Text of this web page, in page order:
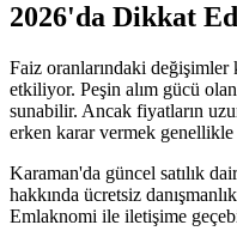
2026'da Dikkat
Faiz oranlarındaki değişimler
etkiliyor. Peşin alım gücü
sunabilir. Ancak fiyatların
erken karar vermek genellikle
Karaman'da güncel satılık
hakkında ücretsiz
Emlaknomi ile iletişime